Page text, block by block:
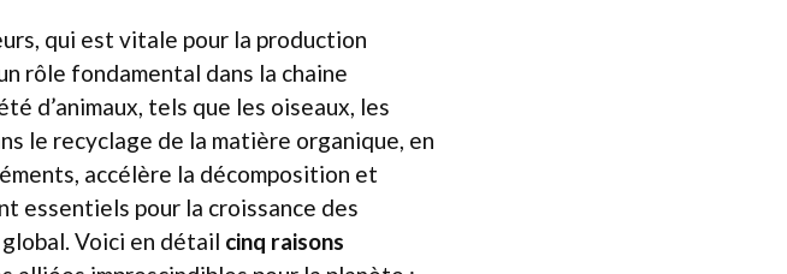
qui est vitale pour la production
rôle fondamental dans la chaine
d’animaux, tels que les oiseaux, les
le recyclage de la matière organique, en
accélère la décomposition et
essentiels pour la croissance des
Voici en détail cinq raisons